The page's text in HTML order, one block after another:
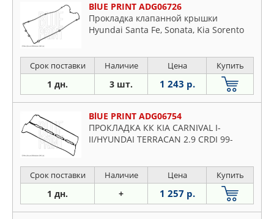
BlUE PRINT ADG06726
Прокладка клапанной крышки
Hyundai Santa Fe, Sonata, Kia Sorento
Срок поставки Наличие Цена Купить
1 дн. 3 шт. 1 243 р.
BlUE PRINT ADG06754
ПРОКЛАДКА КК KIA CARNIVAL I-
II/HYUNDAI TERRACAN 2.9 CRDI 99-
Срок поставки Наличие Цена Купить
1 дн. + 1 257 р.